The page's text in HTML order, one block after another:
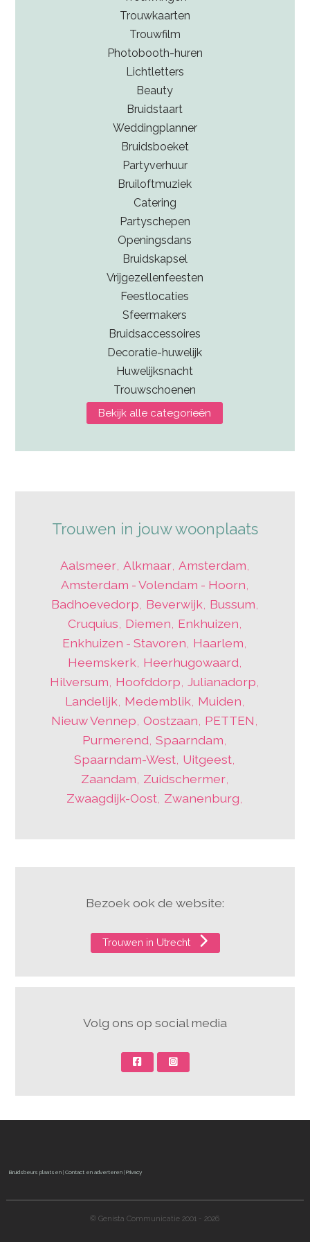
Trouwkaarten
Trouwfilm
Photobooth-huren
Lichtletters
Beauty
Bruidstaart
Weddingplanner
Bruidsboeket
Partyverhuur
Bruiloftmuziek
Catering
Partyschepen
Openingsdans
Bruidskapsel
Vrijgezellenfeesten
Feestlocaties
Sfeermakers
Bruidsaccessoires
Decoratie-huwelijk
Huwelijksnacht
Trouwschoenen
Bekijk alle categorieën
Trouwen in jouw woonplaats
Aalsmeer, Alkmaar, Amsterdam
Amsterdam - Volendam - Hoorn
Badhoevedorp Beverwijk Bussum
Cruquius Diemen Enkhuizen
Enkhuizen - Stavoren Haarlem
Heemskerk Heerhugowaard
Hilversum Hoofddorp ,Julianadorp
Landelijk Medemblik Muiden
Nieuw Vennep ,Oostzaan PETTEN
Purmerend ,Spaarndam
Spaarndam-West Uitgeest
Zaandam Zuidschermer,
Zwaagdijk-Oost Zwanenburg
Bezoek ook de website:
Trouwen in Utrecht
Volg ons op social media
Bruidsbeurs plaatsen |Contact en adverteren |Privacy
© Genista Communicatie 2001 - 2026